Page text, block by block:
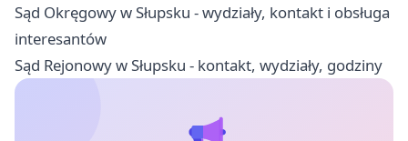
Sąd Okręgowy w Słupsku - wydziały, kontakt i obsługa
interesantów
Sąd Rejonowy w Słupsku - kontakt, wydziały, godziny